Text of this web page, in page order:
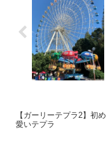
【ガーリーテプラ2】初
愛いテプラ